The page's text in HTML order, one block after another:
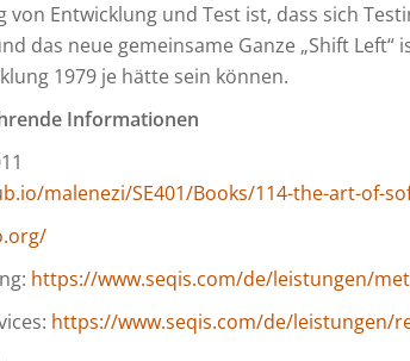
Entwicklung und Test ist, dass sich
das neue gemeinsame Ganze „Shift Left“
1979 je hätte sein können.
Informationen
malenezi/SE401/Books/114-the-art-of-
https://www.seqis.com/de/leistungen/
https://www.seqis.com/de/leistungen/